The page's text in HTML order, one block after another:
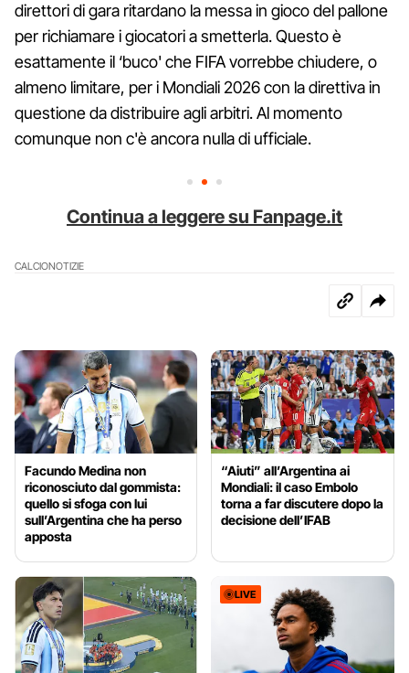
direttori di gara ritardano la messa in gioco del pallone
per richiamare i giocatori a smetterla. Questo è
esattamente il ‘buco' che FIFA vorrebbe chiudere, o
almeno limitare, per i Mondiali 2026 con la direttiva in
questione da distribuire agli arbitri. Al momento
comunque non c'è ancora nulla di ufficiale.
Continua a leggere su Fanpage.it
CALCIONOTIZIE
Facundo Medina non
riconosciuto dal gommista:
quello si sfoga con lui
sull’Argentina che ha perso
apposta
“Aiuti” all’Argentina ai
Mondiali: il caso Embolo
torna a far discutere dopo la
decisione dell’IFAB
LIVE